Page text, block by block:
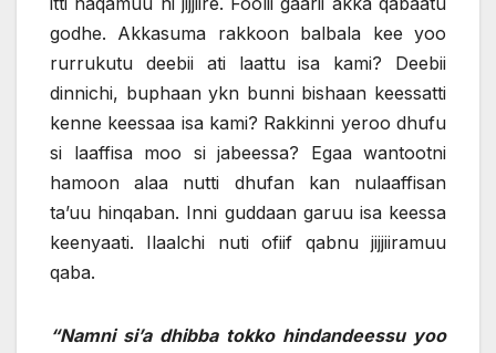
godhe. Akkasuma rakkoon balbala kee yoo
rurrukutu deebii ati laattu isa kami? Deebii
dinnichi, buphaan ykn bunni bishaan keessatti
kenne keessaa isa kami? Rakkinni yeroo dhufu
si laaffisa moo si jabeessa? Egaa wantootni
hamoon alaa nutti dhufan kan nulaaffisan
ta’uu hinqaban. Inni guddaan garuu isa keessa
keenyaati. Ilaalchi nuti ofiif qabnu jijjiiramuu
qaba.
“Namni si’a dhibba tokko hindandeessu yoo